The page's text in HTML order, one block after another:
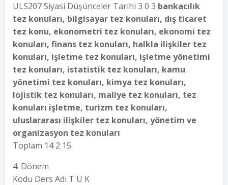
ULS207 Siyasi Düşünceler Tarihi 3 0 3 bankacılık
tez konuları, bilgisayar tez konuları, dış ticaret
tez konu, ekonometri tez konuları, ekonomi tez
konuları, finans tez konuları, halkla ilişkiler tez
konuları, işletme tez konuları, işletme yönetimi
tez konuları, istatistik tez konuları, kamu
yönetimi tez konuları, kimya tez konuları,
lojistik tez konuları, maliye tez konuları, tez
konuları işletme, turizm tez konuları,
uluslararası ilişkiler tez konuları, yönetim ve
organizasyon tez konuları
Toplam 14 2 15
4. Dönem
Kodu Ders Adı T U K